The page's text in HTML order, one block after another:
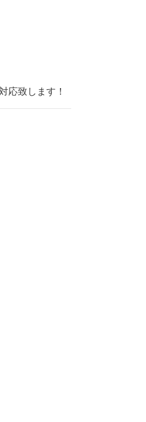
応致します！